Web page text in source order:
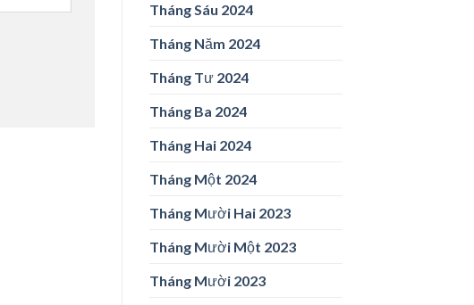
Tháng Sáu 2024
Tháng Năm 2024
Tháng Tư 2024
Tháng Ba 2024
Tháng Hai 2024
Tháng Một 2024
Tháng Mười Hai 2023
Tháng Mười Một 2023
Tháng Mười 2023